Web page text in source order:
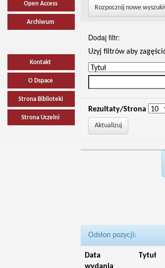
Open Access
Archiwum
Kontakt
O Dspace
Strona Biblioteki
Strona Uczelni
Rozpocznij nowe
Dodaj filtr:
Uzyj filtrów aby
Rezultaty/Strona
Odsłon pozycji:
Data
Tytuł